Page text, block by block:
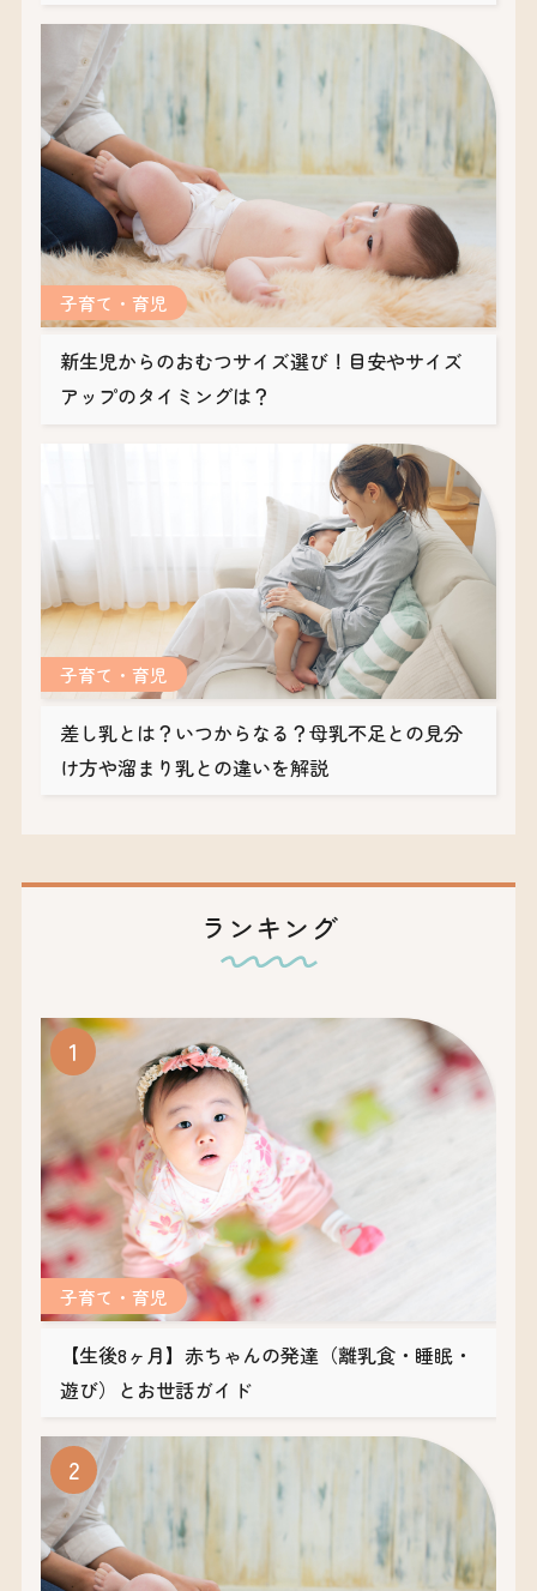
新生児からのおむつサイズ選び！目安やサイズ
アップのタイミングは？
子育て・育児
差し乳とは？いつからなる？母乳不足との見分
け方や溜まり乳との違いを解説
子育て・育児
ランキング
【生後8ヶ月】赤ちゃんの発達（離乳食・睡眠・
遊び）とお世話ガイド
子育て・育児